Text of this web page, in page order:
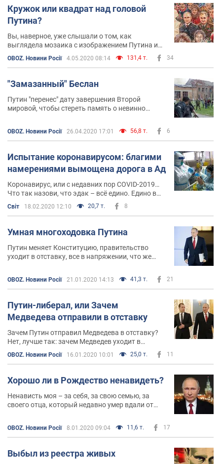
Кружок или квадрат над головой
Путина?
Вы, наверное, уже слышали о том, как
выглядела мозаика с изображением Путина и
его приближенных в Главном храме
Вооруженных сил РФ. Думаю, вы об этом не
OBOZ. Новини Росії 4.05.2020 08:14 131,4 т. 34
"Замазанный" Беслан
Путин "перенес" дату завершения Второй
мировой, чтобы стереть память о невинно
OBOZ. Новини Росії 26.04.2020 17:01 56,8 т. 6
Испытание коронавирусом: благими
намерениями вымощена дорога в Ад
Коронавирус, или с недавних пор COVID-2019…
Что так назови, что эдак – всё едино. Едино в
том, что это болезнь, которую никто не ждал, а
она вошла в дома, прежде всего в Китае
Світ 18.02.2020 12:10 20,7 т. 8
Умная многоходовка Путина
Путин меняет Конституцию, правительство
уходит в отставку, все в напряжении, что же
OBOZ. Новини Росії 21.01.2020 14:13 41,3 т. 21
Путин-либерал, или Зачем
Медведева отправили в отставку
Зачем Путин отправил Медведева в отставку?
Нет, лучше так: зачем Медведев уходит в
отставку? Или всё же так: зачем Медведев с
подачи Путина подал в отставку?
OBOZ. Новини Росії 16.01.2020 10:01 25,0 т. 11
Хорошо ли в Рождество ненавидеть?
Ненависть моя – за себя, за свою семью, за
своего отца, который недавно умер вдали от
прожил бы он, если бы всё было иначе в России
OBOZ. Новини Росії 8.01.2020 09:04 11,6 т. 17
Выбыл из реестра живых